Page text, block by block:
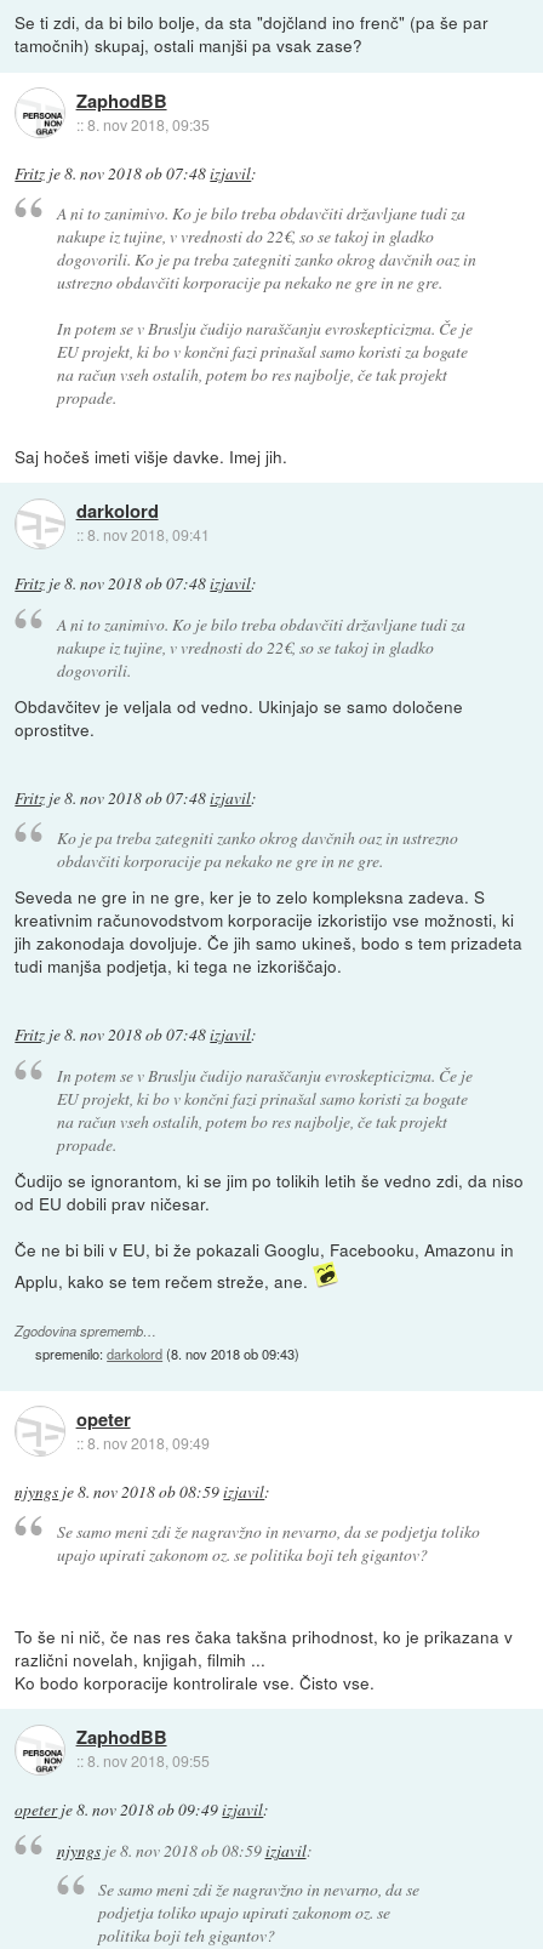
Se ti zdi, da bi bilo bolje, da sta "dojčland ino frenč" (pa še par
tamočnih) skupaj, ostali manjši pa vsak zase?
ZaphodBB
::8. nov 2018, 09:35
Fritz je8. nov 2018 ob 07:48izjavil:
A ni to zanimivo. Ko je bilo treba obdavčiti državljane tudi za
nakupe iz tujine, v vrednosti do 22€, so se takoj in gladko
dogovorili. Ko je pa treba zategniti zanko okrog davčnih oaz in
ustrezno obdavčiti korporacije pa nekako ne gre in ne gre.
In potem se v Bruslju čudijo naraščanju evroskepticizma. Če je
EU projekt, ki bo v končni fazi prinašal samo koristi za bogate
na račun vseh ostalih, potem bo res najbolje, če tak projekt
propade.
Saj hočeš imeti višje davke. Imej jih.
darkolord
::8. nov 2018, 09:41
Fritz je8. nov 2018 ob 07:48izjavil:
A ni to zanimivo. Ko je bilo treba obdavčiti državljane tudi za
nakupe iz tujine, v vrednosti do 22€, so se takoj in gladko
dogovorili.
Obdavčitev je veljala od vedno. Ukinjajo se samo določene
oprostitve.
Fritz je8. nov 2018 ob 07:48izjavil:
Ko je pa treba zategniti zanko okrog davčnih oaz in ustrezno
obdavčiti korporacije pa nekako ne gre in ne gre.
Seveda ne gre in ne gre, ker je to zelo kompleksna zadeva. S
kreativnim računovodstvom korporacije izkoristijo vse možnosti, ki
jih zakonodaja dovoljuje. Če jih samo ukineš, bodo s tem prizadeta
tudi manjša podjetja, ki tega ne izkoriščajo.
Fritz je8. nov 2018 ob 07:48izjavil:
In potem se v Bruslju čudijo naraščanju evroskepticizma. Če je
EU projekt, ki bo v končni fazi prinašal samo koristi za bogate
na račun vseh ostalih, potem bo res najbolje, če tak projekt
propade.
Čudijo se ignorantom, ki se jim po tolikih letih še vedno zdi, da niso
od EU dobili prav ničesar.
Če ne bi bili v EU, bi že pokazali Googlu, Facebooku, Amazonu in
Applu, kako se tem rečem streže, ane.
Zgodovina sprememb…
spremenilo:darkolord(8. nov 2018 ob 09:43)
opeter
::8. nov 2018, 09:49
njyngs je8. nov 2018 ob 08:59izjavil:
Se samo meni zdi že nagravžno in nevarno, da se podjetja toliko
upajo upirati zakonom oz. se politika boji teh gigantov?
To še ni nič, če nas res čaka takšna prihodnost, ko je prikazana v
različni novelah, knjigah, filmih ...
Ko bodo korporacije kontrolirale vse. Čisto vse.
ZaphodBB
::8. nov 2018, 09:55
opeterje8. nov 2018 ob 09:49izjavil:
njyngsje8. nov 2018 ob 08:59izjavil:
Se samo meni zdi že nagravžno in nevarno, da se
podjetja toliko upajo upirati zakonom oz. se
politika boji teh gigantov?